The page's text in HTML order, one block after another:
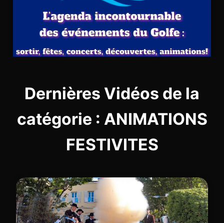
Dernières Vidéos de la
catégorie : ANIMATIONS
FESTIVITES